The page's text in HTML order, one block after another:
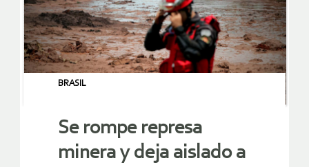
BRASIL
Se rompe represa
minera y deja aislado a